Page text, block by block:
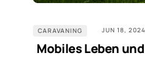
CARAVANING JUN 18, 2024
Mobiles Leben